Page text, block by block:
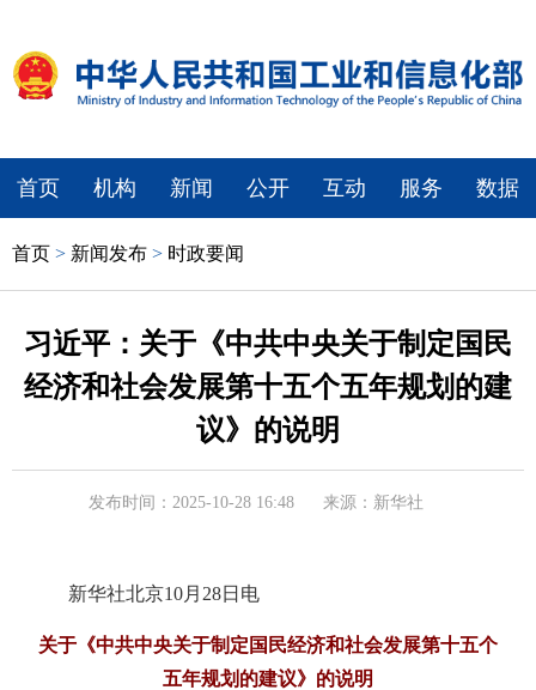
首页 机构 新闻 公开 互动 服务 数据
首页 > 新闻发布 > 时政要闻
习近平：关于《中共中央关于制定国民
经济和社会发展第十五个五年规划的建
议》的说明
发布时间：2025-10-28 16:48 来源：新华社
新华社北京10月28日电
关于《中共中央关于制定国民经济和社会发展第十五个
五年规划的建议》的说明